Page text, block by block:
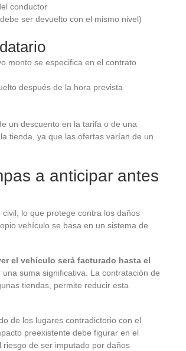
conductor
ser devuelto con el mismo nivel)
monto se especifica en el contrato
después de la hora prevista
un descuento en la tarifa o de una
tienda, ya que las ofertas varían de un
a anticipar antes
lo que protege contra los daños
vehículo se basa en un sistema de
el vehículo será facturado hasta el
suma significativa. La contratación de
tiendas, permite reducir esta
de los lugares contradictorio con el
preexistente debe figurar en el
de ser imputado por daños